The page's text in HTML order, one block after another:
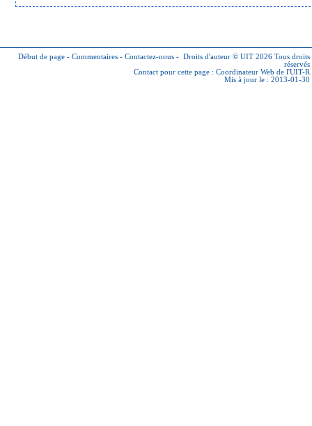
Début de page - Commentaires - Contactez-nous - Droits d'auteur © UIT 2026 Tous droits
réservés
Contact pour cette page : Coordinateur Web de l'UIT-R
Mis à jour le : 2013-01-30